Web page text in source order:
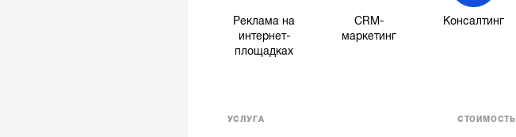
Реклама на
интернет-
площадках
CRM-
маркетинг
Консалтинг
УСЛУГА СТОИМОСТЬ